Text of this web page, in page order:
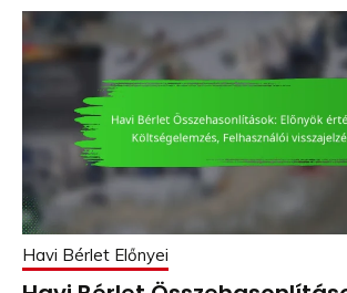
Havi Bérlet Előnyei